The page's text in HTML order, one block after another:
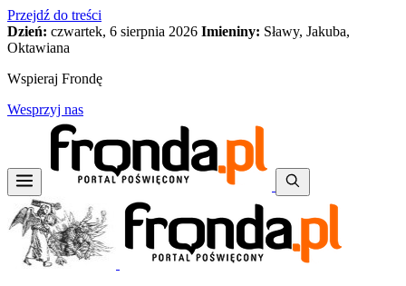
Przejdź do treści
Dzień: czwartek, 6 sierpnia 2026 Imieniny: Sławy, Jakuba,
Oktawiana
Wspieraj Frondę
Wesprzyj nas